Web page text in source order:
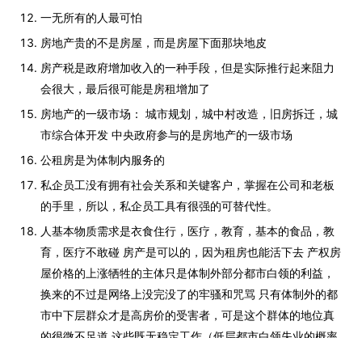
一无所有的人最可怕
房地产贵的不是房屋，而是房屋下面那块地皮
房产税是政府增加收入的一种手段，但是实际推行起来阻力
会很大，最后很可能是房租增加了
房地产的一级市场： 城市规划，城中村改造，旧房拆迁，城
市综合体开发 中央政府参与的是房地产的一级市场
公租房是为体制内服务的
私企员工没有拥有社会关系和关键客户，掌握在公司和老板
的手里，所以，私企员工具有很强的可替代性。
人基本物质需求是衣食住行，医疗，教育，基本的食品，教
育，医疗不敢碰 房产是可以的，因为租房也能活下去 产权房
屋价格的上涨牺牲的主体只是体制外部分都市白领的利益，
换来的不过是网络上没完没了的牢骚和咒骂 只有体制外的都
市中下层群众才是高房价的受害者，可是这个群体的地位真